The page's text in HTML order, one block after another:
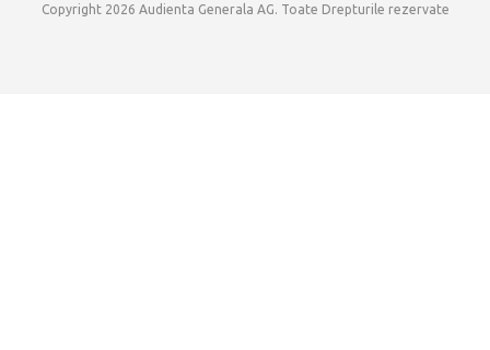
Copyright 2026 Audienta Generala AG. Toate Drepturile rezervate